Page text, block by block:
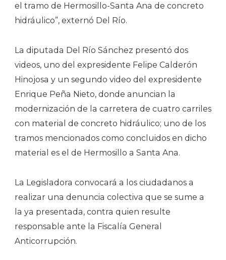
el tramo de Hermosillo-Santa Ana de concreto
hidráulico”, externó Del Río.
La diputada Del Río Sánchez presentó dos
videos, uno del expresidente Felipe Calderón
Hinojosa y un segundo video del expresidente
Enrique Peña Nieto, donde anuncian la
modernización de la carretera de cuatro carriles
con material de concreto hidráulico; uno de los
tramos mencionados como concluidos en dicho
material es el de Hermosillo a Santa Ana.
La Legisladora convocará a los ciudadanos a
realizar una denuncia colectiva que se sume a
la ya presentada, contra quien resulte
responsable ante la Fiscalía General
Anticorrupción.